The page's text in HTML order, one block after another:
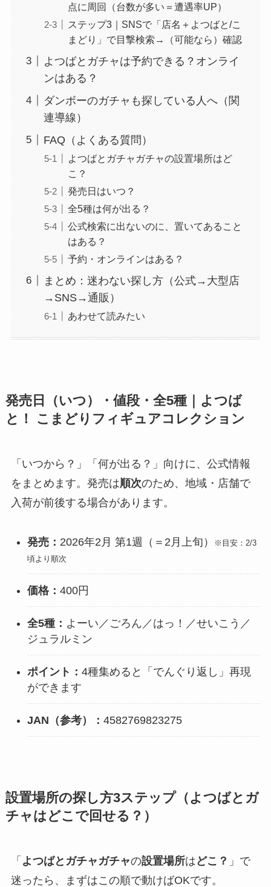
点に周回（台数が多い＝遭遇率UP）
ステップ3｜SNSで「店名＋よつばと/こ
まどり」で目撃検索→（可能なら）確認
よつばとガチャは予約できる？オンライ
ンはある？
ダンボーのガチャも探している人へ（関
連導線）
FAQ（よくある質問）
よつばとガチャガチャの設置場所はど
こ？
発売日はいつ？
全5種は何が出る？
公式検索に出ないのに、置いてあること
はある？
予約・オンラインはある？
まとめ：迷わない探し方（公式→大型店
→SNS→通販）
あわせて読みたい
発売日（いつ）・値段・全5種｜よつば
と！ こまどりフィギュアコレクション
「いつから？」「何が出る？」向けに、公式情報
をまとめます。発売は順次のため、地域・店舗で
入荷が前後する場合があります。
発売： 2026年2月 第1週（＝2月上旬）
※目安：2/3
頃より順次
価格： 400円
全5種： よーい／ごろん／はっ！／せいこう／
ジュラルミン
ポイント： 4種集めると「でんぐり返し」再現
ができます
JAN（参考）： 4582769823275
設置場所の探し方3ステップ（よつばとガ
チャはどこで回せる？）
「 よつばとガチャガチャの設置場所は どこ？ 」で
迷ったら、まずはこの順で動けばOKです。